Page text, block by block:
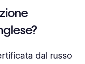
dal russo